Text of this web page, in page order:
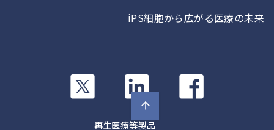
iPS細胞から広がる医療の未来
カ
リ
ム
再生医療等製品